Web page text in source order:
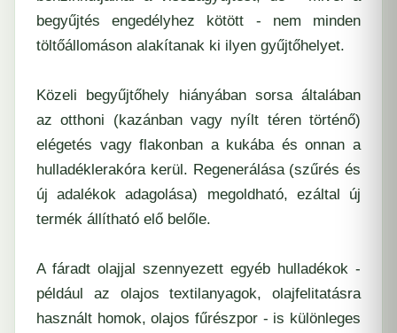
begyűjtés engedélyhez kötött - nem minden
töltőállomáson alakítanak ki ilyen gyűjtőhelyet.
Közeli begyűjtőhely hiányában sorsa általában
az otthoni (kazánban vagy nyílt téren történő)
elégetés vagy flakonban a kukába és onnan a
hulladéklerakóra kerül. Regenerálása (szűrés és
új adalékok adagolása) megoldható, ezáltal új
termék állítható elő belőle.
A fáradt olajjal szennyezett egyéb hulladékok -
például az olajos textilanyagok, olajfelitatásra
használt homok, olajos fűrészpor - is különleges